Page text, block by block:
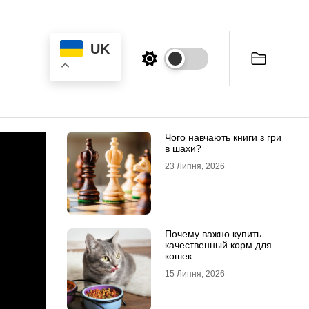
UK
Чого навчають книги з гри
в шахи?
23 Липня, 2026
Почему важно купить
качественный корм для
кошек
15 Липня, 2026